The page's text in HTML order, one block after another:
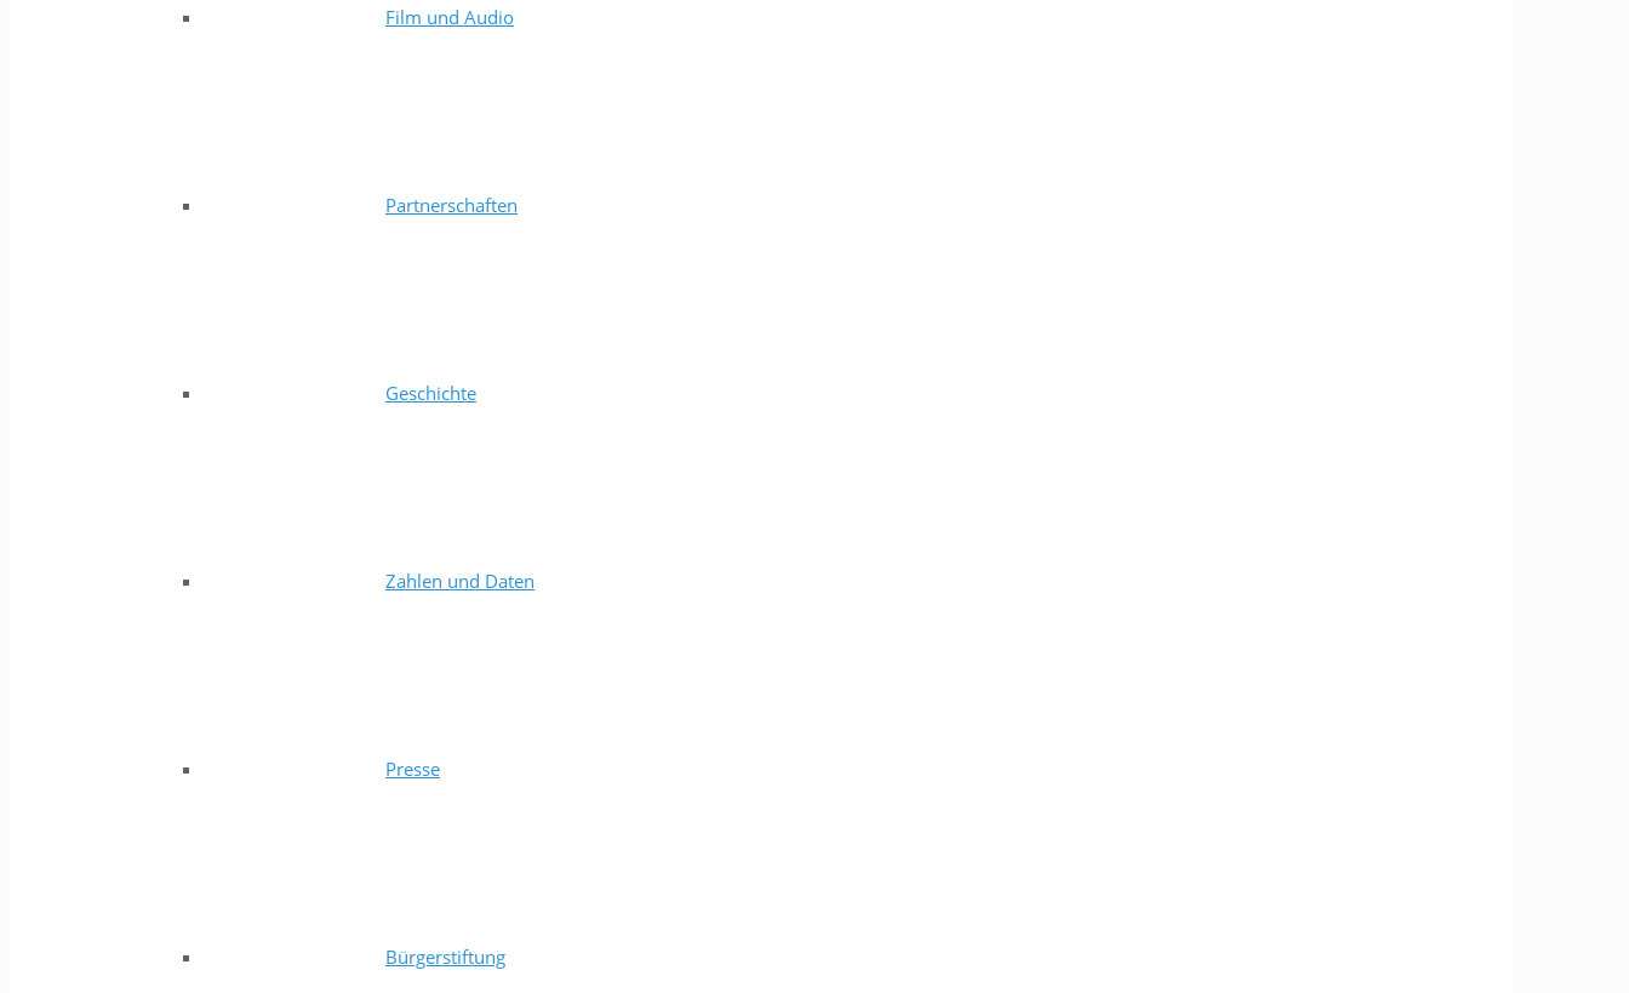
Film und Audio
Partnerschaften
Geschichte
Zahlen und Daten
Presse
Bürgerstiftung